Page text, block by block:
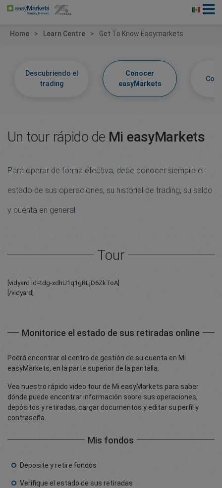
Home Learn Centre Get To Know Easymarkets
Descubriendo el
trading
Conocer
easyMarkets
Un tour rápido de Mi easyMarkets
Para operar de forma efectiva, debe conocer siempre el
estado de sus operaciones, su historial de trading, su saldo
y cuenta en general.
Tour
[vidyard id=tdg-xdhU1q1gRLjD6ZkToA]
[/vidyard]
Monitorice el estado de sus retiradas online
Podrá encontrar el centro de gestión de su cuenta en Mi
easyMarkets, en la parte superior de la pantalla.
Vea nuestro rápido video tour de Mi easyMarkets para saber
dónde puede encontrar información sobre sus operaciones,
depósitos y retiradas, cargar documentos y editar su perfil y
contraseña.
Mis fondos
Deposite y retire fondos
Verifique el estado de sus retiradas